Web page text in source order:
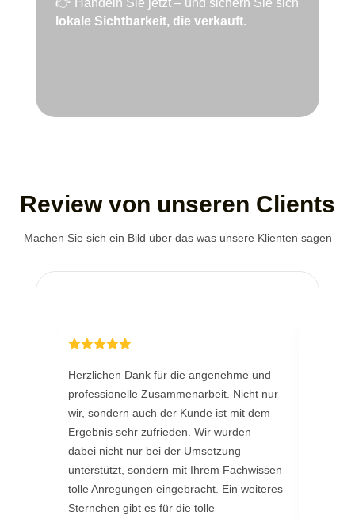
lokale Sichtbarkeit, die verkauft.
Review von unseren Clients
Machen Sie sich ein Bild über das was unsere Klienten sagen

Herzlichen Dank für die angenehme und
professionelle Zusammenarbeit. Nicht nur
wir, sondern auch der Kunde ist mit dem
Ergebnis sehr zufrieden. Wir wurden
dabei nicht nur bei der Umsetzung
unterstützt, sondern mit Ihrem Fachwissen
tolle Anregungen eingebracht. Ein weiteres
Sternchen gibt es für die tolle